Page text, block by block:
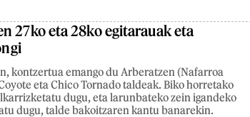
27ko eta 28ko egitarauak eta
kontzertua emango du Arberatzen (Nafarroa
eta Chico Tornado taldeak. Biko horretako
dugu, eta larunbateko zein igandeko
dugu, talde bakoitzaren kantu banarekin.